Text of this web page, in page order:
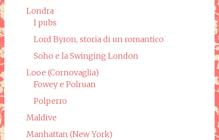
Londra
I pubs
Lord Byron, storia di un romantico
Soho e la Swinging London
Looe (Cornovaglia)
Fowey e Polruan
Polperro
Maldive
Manhattan (New York)